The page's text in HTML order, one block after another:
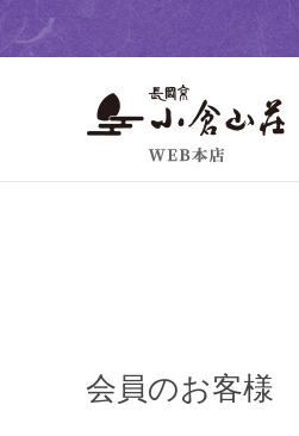
会員のお客様